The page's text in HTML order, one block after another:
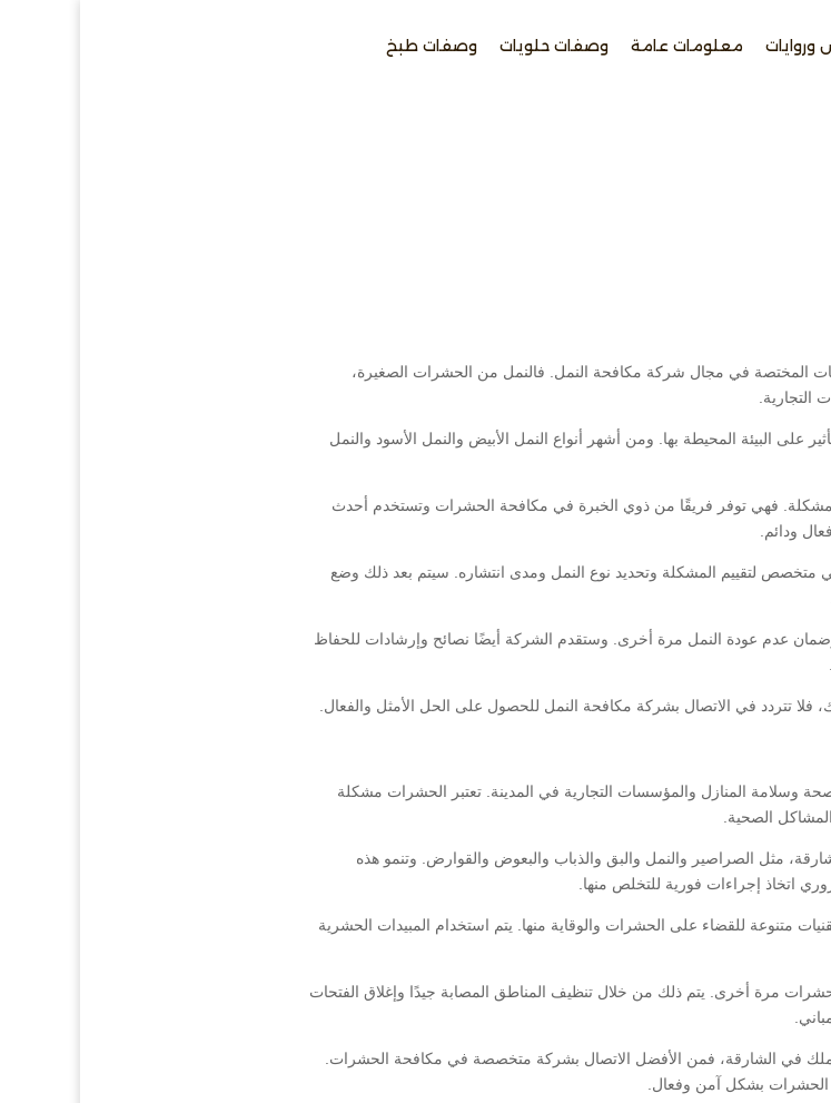
معلومات عامة وصفات حلويات وصفات طبخ
المختصة في مجال شركة مكافحة النمل. فالنمل من الحشرات الصغيرة،
على البيئة المحيطة بها. ومن أشهر أنواع النمل الأبيض والنمل الأسود والنمل
فهي توفر فريقًا من ذوي الخبرة في مكافحة الحشرات وتستخدم أحدث
ودائم.
متخصص لتقييم المشكلة وتحديد نوع النمل ومدى انتشاره. سيتم بعد ذلك وضع
عدم عودة النمل مرة أخرى. وستقدم الشركة أيضًا نصائح وإرشادات للحفاظ
تتردد في الاتصال بشركة مكافحة النمل للحصول على الحل الأمثل والفعال.
وسلامة المنازل والمؤسسات التجارية في المدينة. تعتبر الحشرات مشكلة
الصحية.
مثل الصراصير والنمل والبق والذباب والبعوض والقوارض. وتنمو هذه
اتخاذ إجراءات فورية للتخلص منها.
متنوعة للقضاء على الحشرات والوقاية منها. يتم استخدام المبيدات الحشرية
مرة أخرى. يتم ذلك من خلال تنظيف المناطق المصابة جيدًا وإغلاق الفتحات
في الشارقة، فمن الأفضل الاتصال بشركة متخصصة في مكافحة الحشرات.
بشكل آمن وفعال.